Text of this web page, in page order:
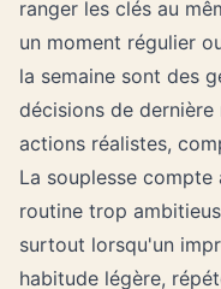
ranger les clés au
un moment régulier
la semaine sont des
décisions de
actions réalistes,
La souplesse
routine trop
surtout lorsqu'un
habitude légère,